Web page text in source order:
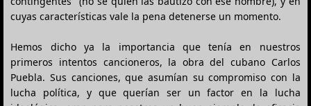
cuyas características vale la pena detenerse un momento.
Hemos dicho ya la importancia que tenía en nuestros
primeros intentos cancioneros, la obra del cubano Carlos
Puebla. Sus canciones, que asumían su compromiso con la
lucha política, y que querían ser un factor en la lucha